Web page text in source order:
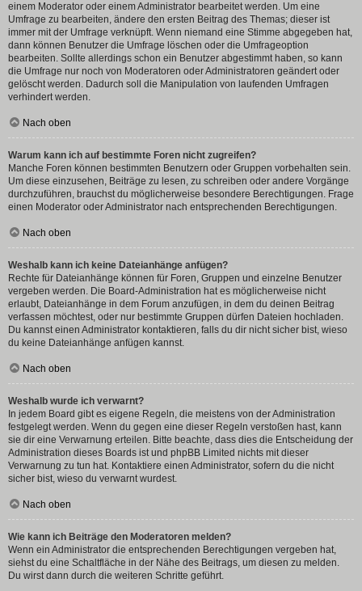
einem Moderator oder einem Administrator bearbeitet werden. Um eine
Umfrage zu bearbeiten, ändere den ersten Beitrag des Themas; dieser ist
immer mit der Umfrage verknüpft. Wenn niemand eine Stimme abgegeben hat,
dann können Benutzer die Umfrage löschen oder die Umfrageoption
bearbeiten. Sollte allerdings schon ein Benutzer abgestimmt haben, so kann
die Umfrage nur noch von Moderatoren oder Administratoren geändert oder
gelöscht werden. Dadurch soll die Manipulation von laufenden Umfragen
verhindert werden.
Nach oben
Warum kann ich auf bestimmte Foren nicht zugreifen?
Manche Foren können bestimmten Benutzern oder Gruppen vorbehalten sein.
Um diese einzusehen, Beiträge zu lesen, zu schreiben oder andere Vorgänge
durchzuführen, brauchst du möglicherweise besondere Berechtigungen. Frage
einen Moderator oder Administrator nach entsprechenden Berechtigungen.
Nach oben
Weshalb kann ich keine Dateianhänge anfügen?
Rechte für Dateianhänge können für Foren, Gruppen und einzelne Benutzer
vergeben werden. Die Board-Administration hat es möglicherweise nicht
erlaubt, Dateianhänge in dem Forum anzufügen, in dem du deinen Beitrag
verfassen möchtest, oder nur bestimmte Gruppen dürfen Dateien hochladen.
Du kannst einen Administrator kontaktieren, falls du dir nicht sicher bist, wieso
du keine Dateianhänge anfügen kannst.
Nach oben
Weshalb wurde ich verwarnt?
In jedem Board gibt es eigene Regeln, die meistens von der Administration
festgelegt werden. Wenn du gegen eine dieser Regeln verstoßen hast, kann
sie dir eine Verwarnung erteilen. Bitte beachte, dass dies die Entscheidung der
Administration dieses Boards ist und phpBB Limited nichts mit dieser
Verwarnung zu tun hat. Kontaktiere einen Administrator, sofern du die nicht
sicher bist, wieso du verwarnt wurdest.
Nach oben
Wie kann ich Beiträge den Moderatoren melden?
Wenn ein Administrator die entsprechenden Berechtigungen vergeben hat,
siehst du eine Schaltfläche in der Nähe des Beitrags, um diesen zu melden.
Du wirst dann durch die weiteren Schritte geführt.